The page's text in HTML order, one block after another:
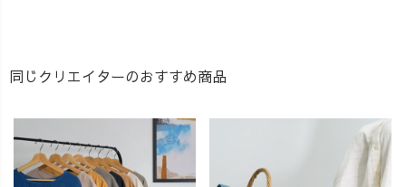
同じクリエイターのおすすめ商品